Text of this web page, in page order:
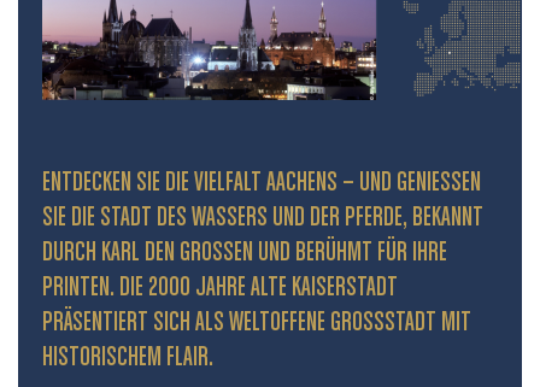
ENTDECKEN SIE DIE VIELFALT AACHENS – UND GENIESSEN S
IE DIE STADT DES WASSERS UND DER PFERDE, BEKANNT D
URCH KARL DEN GROSSEN UND BERÜHMT FÜR IHRE PR
INTEN. DIE 2000 JAHRE ALTE KAISERSTADT PR
ÄSENTIERT SICH ALS WELTOFFENE GROSSSTADT MIT HIS
TORISCHEM FLAIR.